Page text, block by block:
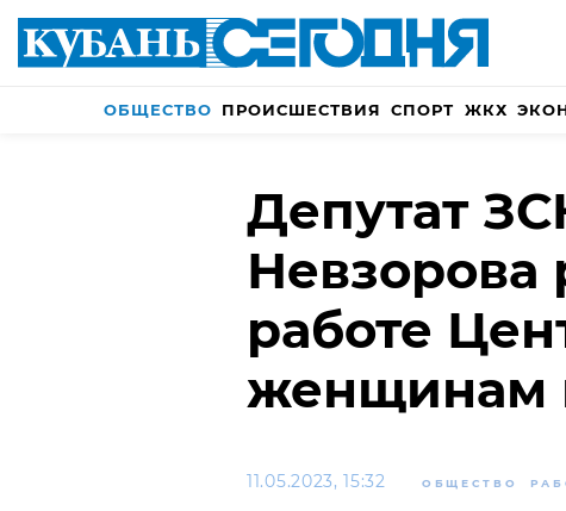
ОБЩЕСТВО ПРОИСШЕСТВИЯ СПОРТ ЖКХ
Депутат
Невзорова
работе
женщинам
11.05.2023, 15:32 ОБЩЕСТВО